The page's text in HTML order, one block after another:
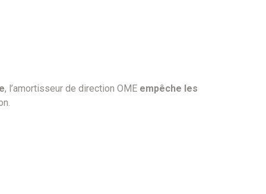
, l’amortisseur de direction OME empêche les